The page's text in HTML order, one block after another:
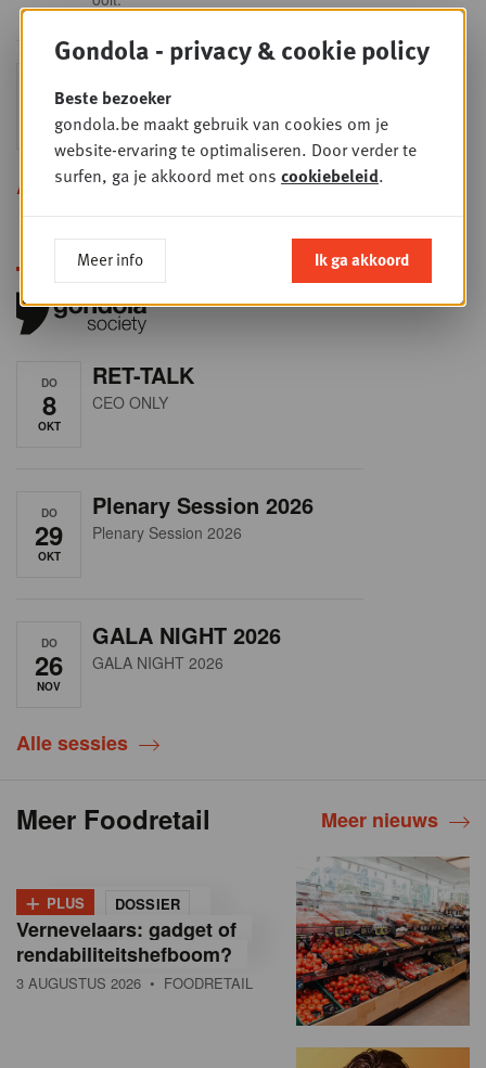
24
SEP
Sales & nego Summit
2026
Sales & Nego summit 2026
Alle opleidingen
DO
8
OKT
RET-TALK
CEO ONLY
DO
29
OKT
Plenary Session 2026
Plenary Session 2026
DO
26
NOV
GALA NIGHT 2026
GALA NIGHT 2026
Alle sessies
Meer Foodretail Meer nieuws
+ PLUS DOSSIER
Vernevelaars: gadget of
rendabiliteitshefboom?
3 AUGUSTUS 2026 • FOODRETAIL
Gondola - privacy & cookie policy
Beste bezoeker
gondola.be maakt gebruik van cookies om je
website-ervaring te optimaliseren. Door verder te
surfen, ga je akkoord met ons cookiebeleid.
Meer info Ik ga akkoord